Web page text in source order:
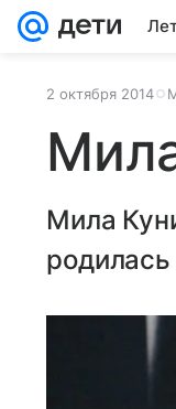
2 октября 2014
Мила
родилась